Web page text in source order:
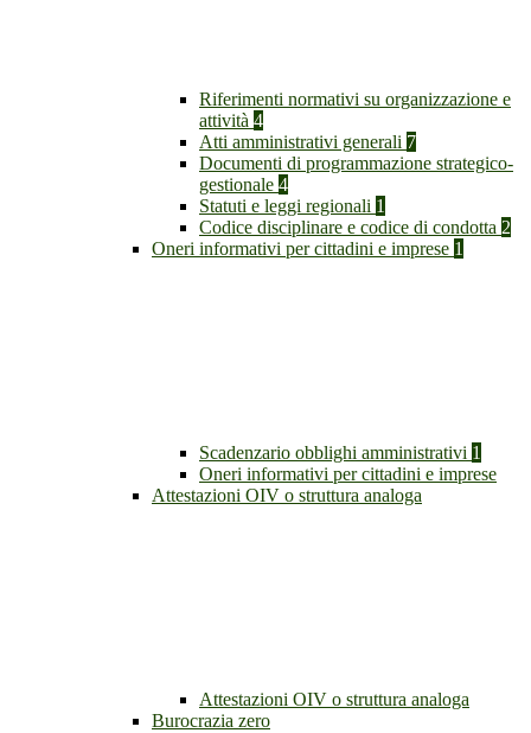
Riferimenti normativi su organizzazione e
attività 4
Atti amministrativi generali 7
Documenti di programmazione strategico-
gestionale 4
Statuti e leggi regionali 1
Codice disciplinare e codice di condotta 2
Oneri informativi per cittadini e imprese 1
Scadenzario obblighi amministrativi 1
Oneri informativi per cittadini e imprese
Attestazioni OIV o struttura analoga
Attestazioni OIV o struttura analoga
Burocrazia zero